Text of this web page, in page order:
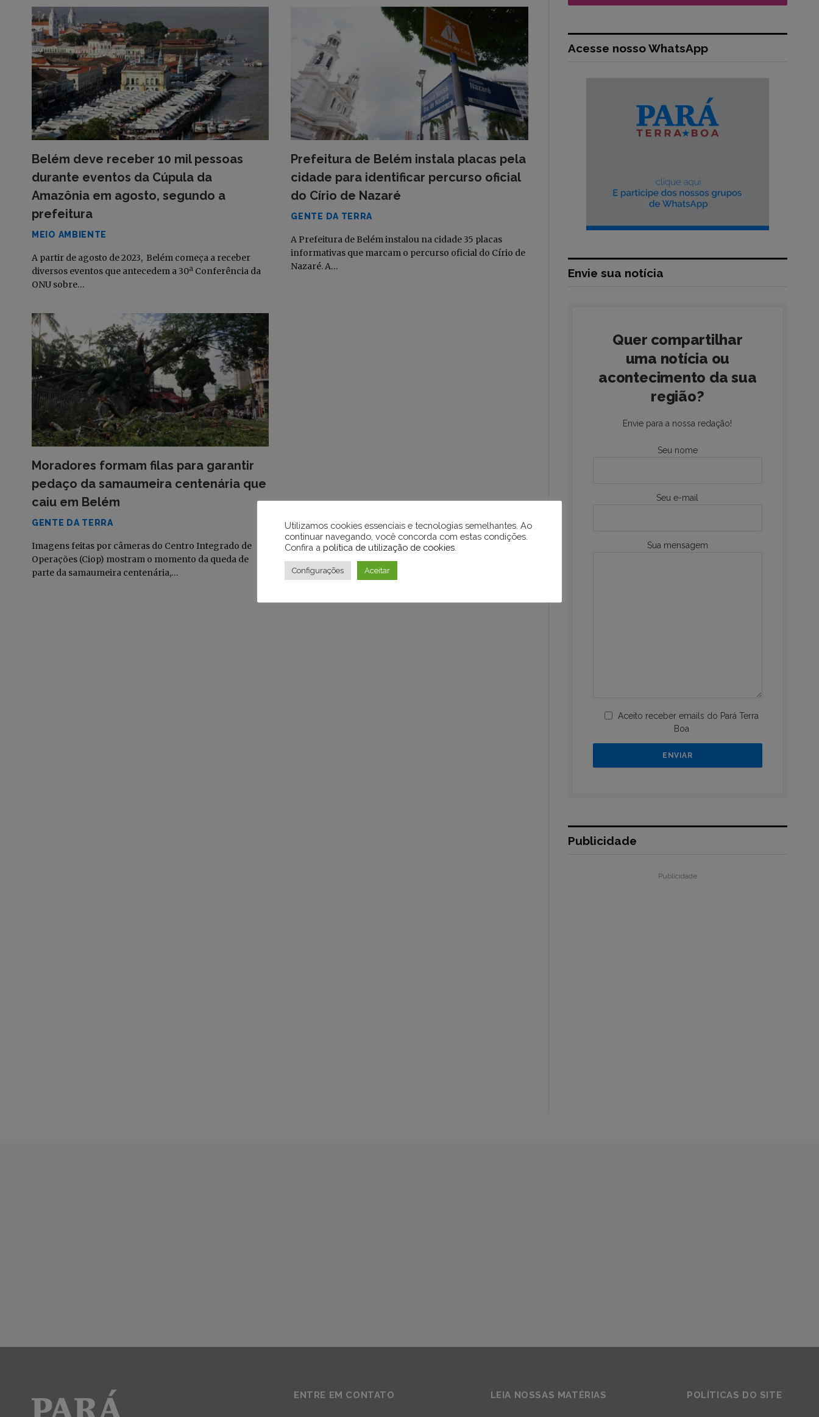
Belém deve receber 10 mil pessoas
durante eventos da Cúpula da
Amazônia em agosto, segundo a
prefeitura
MEIO AMBIENTE
A partir de agosto de 2023, Belém começa a receber
diversos eventos que antecedem a 30ª Conferência da
ONU sobre…
Prefeitura de Belém instala placas pela
cidade para identificar percurso oficial
do Círio de Nazaré
GENTE DA TERRA
A Prefeitura de Belém instalou na cidade 35 placas
informativas que marcam o percurso oficial do Círio de
Nazaré. A…
Moradores formam filas para garantir
pedaço da samaumeira centenária que
caiu em Belém
GENTE DA TERRA
Imagens feitas por câmeras do Centro Integrado de
Operações (Ciop) mostram o momento da queda de
parte da samaumeira centenária,…
Acesse nosso WhatsApp
Envie sua notícia
Quer compartilhar
uma notícia ou
acontecimento da sua
região?
Envie para a nossa redação!
Seu nome
Seu e-mail
Sua mensagem
Aceito receber emails do Pará Terra
Boa
Publicidade
Publicidade
ENTRE EM CONTATO LEIA NOSSAS MATÉRIAS POLÍTICAS DO SITE
Utilizamos cookies essenciais e tecnologias semelhantes. Ao
continuar navegando, você concorda com estas condições.
Confira a política de utilização de cookies
Configurações Aceitar